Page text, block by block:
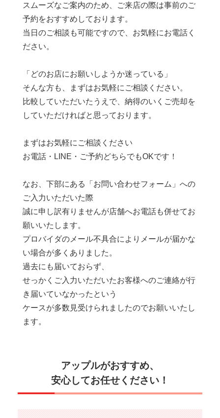
スムーズなご案内のため、ご来店の際は事前のご
予約をおすすめしております。
当日のご相談も可能ですので、お気軽にお電話く
ださい。
「どのお店にお願いしようか迷っている」
そんな方も、まずはお気軽にご相談ください。
比較していただいたうえで、納得のいくご売却を
していただければと思っております。
まずはお気軽にご相談ください
お電話・LINE・ご予約どちらでもOKです！
なお、下部にある「お問い合わせフォーム」への
ご入力いただいた際
誠に申し訳有りませんが店舗へお電話も併せてお
願いいたします。
プロバイダのメール不具合によりメールが届かな
い場合が多くありました。
過去にも届いておらず、
せっかくご入力いただいたお客様へのご連絡が行
き届いていなかったという
ケースが多数見受けられましたのでお願いいたし
ます。
アップルがおすすめ、
安心してお任せください！